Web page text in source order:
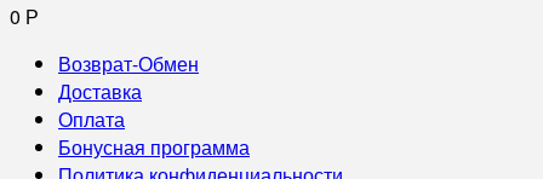
0 Р
Возврат-Обмен
Доставка
Оплата
Бонусная программа